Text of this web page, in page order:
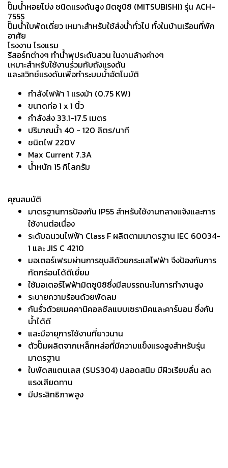
ปั๊มน้ำหอยโข่ง ชนิดแรงดันสูง มิตซูบิชิ (MITSUBISHI) รุ่น ACH-
755S
ปั๊มน้ำใบพัดเดี่ยว เหมาะสำหรับใช้ส่งน้ำทั่วไป ทั้งในบ้านเรือนที่พัก
อาศัย
โรงงาน โรงแรม
รีสอร์ทต่างๆ ทำน้ำพุประดับสวน ในงานล้างค่างๆ
เหมาะสำหรับใช้งานร่วมกับถังแรงดัน
และสวิทช์แรงดันเพื่อทำระบบน้ำอัตโนมัติ
กำลังไฟฟ้า 1 แรงม้า (0.75 KW)
ขนาดท่อ 1 x 1 นิ้ว
กำลังส่ง 33.1-17.5 เมตร
ปริมาณน้ำ 40 - 120 ลิตร/นาที
ชนิดไฟ 220V
Max Current 7.3A
น้ำหนัก 15 กิโลกรัม
คุณสมบัติ
มาตรฐานการป้องกัน IP55 สำหรับใช้งานกลางแจ้งและการ
ใช้งานต่อเนื่อง
ระดับฉนวนไฟฟ้า Class F ผลิตตามมาตรฐาน IEC 60034-
1 และ JIS C 4210
มอเตอร์เฟรมผ่านการชุบสีด้วยกระแสไฟฟ้า จึงป้องกันการ
กัดกร่อนได้ดีเยี่ยม
ใช้มอเตอร์ไฟฟ้ามิตซูบิชิซึ่งมีสมรรถนะในการทำงานสูง
ระบายความร้อนด้วยพัดลม
กันรั่วด้วยเมคคานิคอลซีลแบบเซรามิคและคาร์บอน ซึ่งกัน
น้ำได้ดี
และมีอายุการใช้งานที่ยาวนาน
ตัวปั๊มผลิตจากเหล็กหล่อที่มีความแข็งแรงสูงสำหรับรุ่น
มาตรฐาน
ใบพัดสแตนเลส (SUS304) ปลอดสนิม มีผิวเรียบลื่น ลด
แรงเสียดทาน
มีประสิทธิภาพสูง